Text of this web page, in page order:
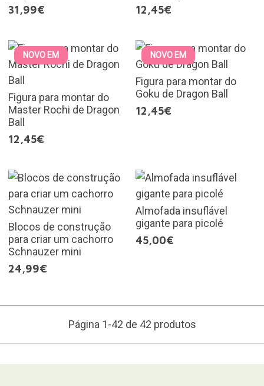
31,99€
12,45€
NOVO EM
Figura para montar do
Master Rochi de Dragon
Ball
12,45€
NOVO EM
Figura para montar do
Goku de Dragon Ball
12,45€
Blocos de construção
para criar um cachorro
Schnauzer mini
24,99€
Almofada insuflável
gigante para picolé
45,00€
Página 1-42 de 42 produtos